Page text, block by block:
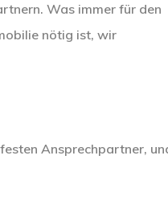
Was immer für den
nötig ist, wir
Ansprechpartner,